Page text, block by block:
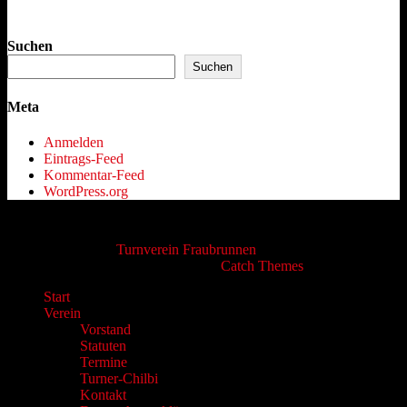
Suchen
Suchen
Meta
Anmelden
Eintrags-Feed
Kommentar-Feed
WordPress.org
Turnverein Fraubrunnen
Catch Themes
scrollen
Start
Verein
Vorstand
Statuten
Termine
Turner-Chilbi
Kontakt